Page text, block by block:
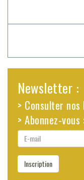
Newsletter :
> Consulter
> Abonnez-vous
E-
mail
Inscription